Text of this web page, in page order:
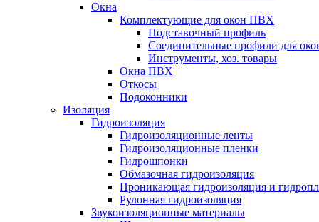
Окна
Комплектующие для окон ПВХ
Подставочный профиль
Соединительные профили для
Инструменты, хоз. товары
Окна ПВХ
Откосы
Подоконники
Изоляция
Гидроизоляция
Гидроизоляционные ленты
Гидроизоляционные пленки
Гидрошпонки
Обмазочная гидроизоляция
Проникающая гидроизоляция и
Рулонная гидроизоляция
Звукоизоляционные материалы